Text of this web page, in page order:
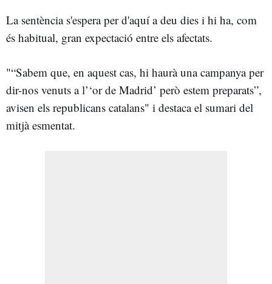
La sentència s'espera per d'aquí a deu dies i hi ha, com
és habitual, gran expectació entre els afectats.
"“Sabem que, en aquest cas, hi haurà una campanya per
dir-nos venuts a l’‘or de Madrid’ però estem preparats”,
avisen els republicans catalans" i destaca el sumari del
mitjà esmentat.